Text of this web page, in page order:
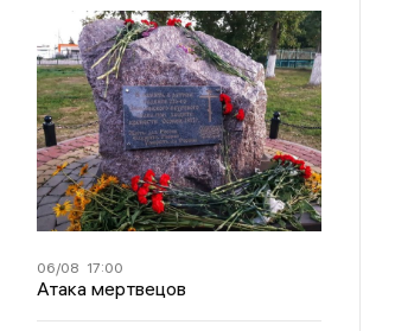
06/08 17:00
Атака мертвецов